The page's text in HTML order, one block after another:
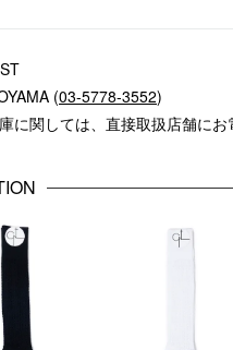
(03-5778-3552)
に関しては、直接取扱店舗にお